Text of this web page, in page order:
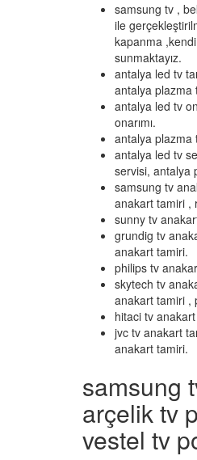
samsung tv ,
ile
kapanma
sunmaktayız.
antalya led tv
antalya plazma
antalya led tv
onarımı.
antalya plazma
antalya led tv
servisi, antalya
samsung tv
anakart tamiri ,
sunny tv
grundig tv
anakart tamiri.
philips tv
skytech tv
anakart tamiri ,
hitaci tv
jvc tv anakart
anakart tamiri.
samsung
arçelik tv
vestel tv